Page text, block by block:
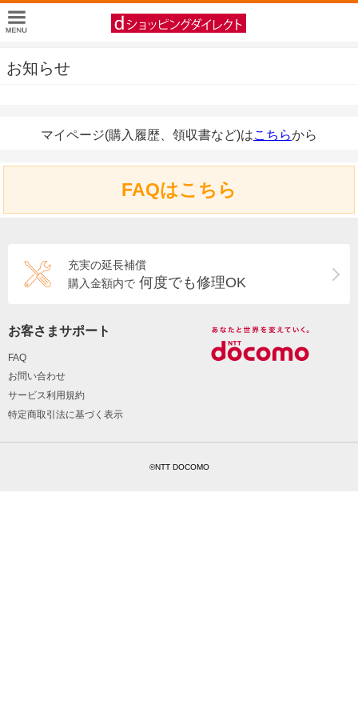
お知らせ
マイページ(購入履歴、領収書など)はこちらから
FAQはこちら
充実の延長補償
購入金額内で 何度でも修理OK
お客さまサポート
FAQ
お問い合わせ
サービス利用規約
特定商取引法に基づく表示
©NTT DOCOMO